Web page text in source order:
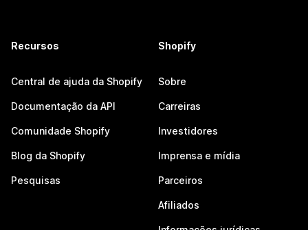
Recursos
Central de ajuda da Shopify
Documentação da API
Comunidade Shopify
Blog da Shopify
Pesquisas
Shopify
Sobre
Carreiras
Investidores
Imprensa e mídia
Parceiros
Afiliados